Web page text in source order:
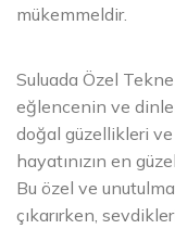
mükemmeldir.
Suluada Özel
eğlencenin ve
doğal güzellikleri
hayatınızın en
Bu özel ve
çıkarırken,